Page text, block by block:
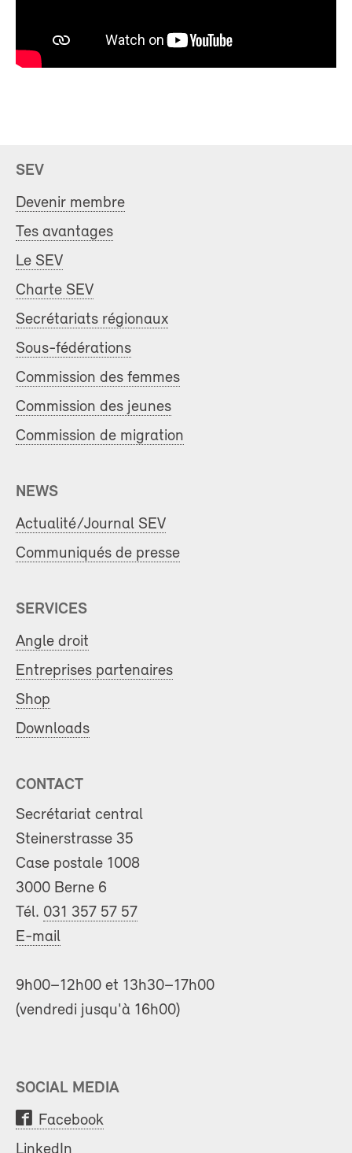
SEV
Devenir membre
Tes avantages
Le SEV
Charte SEV
Secrétariats régionaux
Sous-fédérations
Commission des femmes
Commission des jeunes
Commission de migration
NEWS
Actualité/Journal SEV
Communiqués de presse
SERVICES
Angle droit
Entreprises partenaires
Shop
Downloads
CONTACT
Secrétariat central
Steinerstrasse 35
Case postale 1008
3000 Berne 6
Tél. 031 357 57 57
E-mail
9h00–12h00 et 13h30–17h00
(vendredi jusqu'à 16h00)
SOCIAL MEDIA
Facebook
LinkedIn